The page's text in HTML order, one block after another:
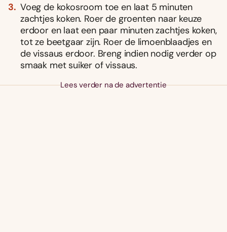
Voeg de kokosroom toe en laat 5 minuten
zachtjes koken. Roer de groenten naar keuze
erdoor en laat een paar minuten zachtjes koken,
tot ze beetgaar zijn. Roer de limoenblaadjes en
de vissaus erdoor. Breng indien nodig verder op
smaak met suiker of vissaus.
Lees verder na de advertentie